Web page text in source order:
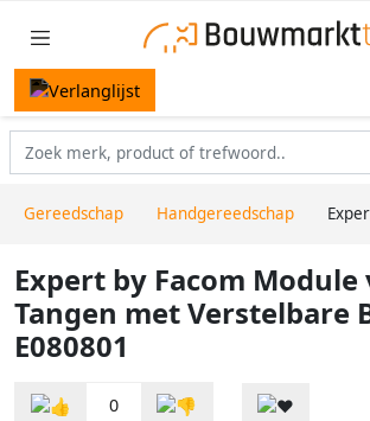
Gereedschap Handgereedschap
Expert by Facom Module
Tangen met Verstelbare
E080801
0